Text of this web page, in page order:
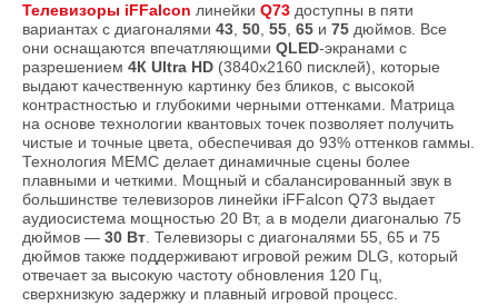
Телевизоры iFFаlcon линейки Q73 доступны в пяти
вариантах с диагоналями 43, 50, 55, 65 и 75 дюймов. Все
они оснащаются впечатляющими QLED-экранами с
разрешением 4К Ultra HD (3840х2160 писклей), которые
выдают качественную картинку без бликов, с высокой
контрастностью и глубокими черными оттенками. Матрица
на основе технологии квантовых точек позволяет получить
чистые и точные цвета, обеспечивая до 93% оттенков гаммы.
Технология MEMC делает динамичные сцены более
плавными и четкими. Мощный и сбалансированный звук в
большинстве телевизоров линейки iFFаlcon Q73 выдает
аудиосистема мощностью 20 Вт, а в модели диагональю 75
дюймов — 30 Вт. Телевизоры с диагоналями 55, 65 и 75
дюймов также поддерживают игровой режим DLG, который
отвечает за высокую частоту обновления 120 Гц,
сверхнизкую задержку и плавный игровой процесс.